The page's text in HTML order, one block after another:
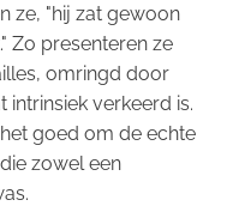
ze, "hij zat gewoon
Zo presenteren ze
omringd door
intrinsiek verkeerd is.
goed om de echte
zowel een